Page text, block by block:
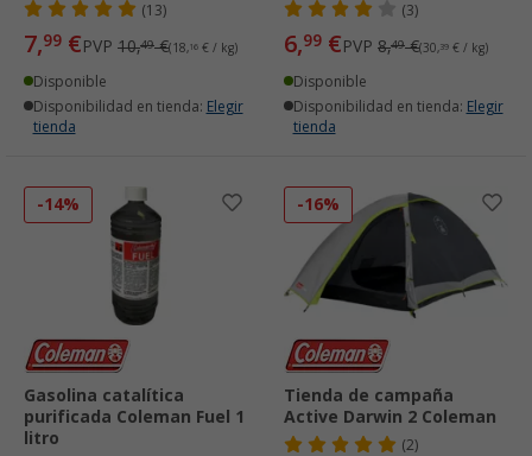
(13)
7,99 €PVP 10,49€(18,16 € / kg)
Disponible
Disponibilidad en tienda: Elegir
tienda
(3)
6,99 €PVP 8,49€(30,39 € / kg)
Disponible
Disponibilidad en tienda: Elegir
tienda
-14%
Gasolina catalítica
purificada Coleman Fuel 1
litro
-16%
Tienda de campaña
Active Darwin 2 Coleman
(2)